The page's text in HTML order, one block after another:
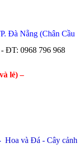
Đà Nẵng (Chân Cầu
- ĐT: 0968 796 968
lẻ) –
Hoa và Đá - Cây cảnh